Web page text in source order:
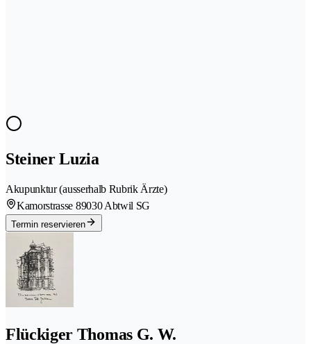
Steiner Luzia
Akupunktur (ausserhalb Rubrik Ärzte)
Kamorstrasse 89030 Abtwil SG
Termin reservieren
Flückiger Thomas G. W.